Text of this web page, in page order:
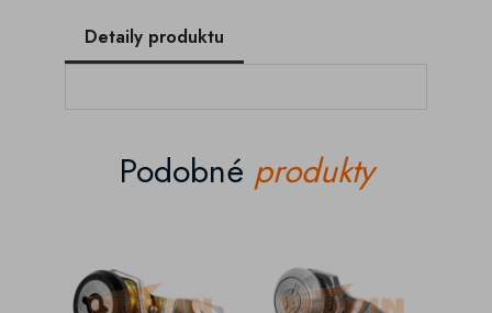
Detaily produktu
Podobné produkty